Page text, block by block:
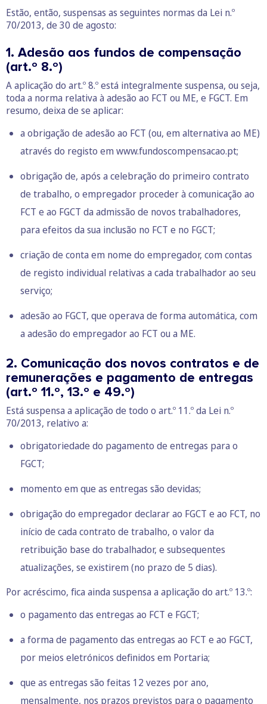
Estão, então, suspensas as seguintes normas da Lei n.º
70/2013, de 30 de agosto:
1. Adesão aos fundos de compensação
(art.º 8.º)
A aplicação do art.º 8.º está integralmente suspensa, ou seja,
toda a norma relativa à adesão ao FCT ou ME, e FGCT. Em
resumo, deixa de se aplicar:
a obrigação de adesão ao FCT (ou, em alternativa ao ME)
através do registo em www.fundoscompensacao.pt;
obrigação de, após a celebração do primeiro contrato
de trabalho, o empregador proceder à comunicação ao
FCT e ao FGCT da admissão de novos trabalhadores,
para efeitos da sua inclusão no FCT e no FGCT;
criação de conta em nome do empregador, com contas
de registo individual relativas a cada trabalhador ao seu
serviço;
adesão ao FGCT, que operava de forma automática, com
a adesão do empregador ao FCT ou a ME.
2. Comunicação dos novos contratos e de
remunerações e pagamento de entregas
(art.º 11.º, 13.º e 49.º)
Está suspensa a aplicação de todo o art.º 11.º da Lei n.º
70/2013, relativo a:
obrigatoriedade do pagamento de entregas para o
FGCT;
momento em que as entregas são devidas;
obrigação do empregador declarar ao FGCT e ao FCT, no
início de cada contrato de trabalho, o valor da
retribuição base do trabalhador, e subsequentes
atualizações, se existirem (no prazo de 5 dias).
Por acréscimo, fica ainda suspensa a aplicação do art.º 13.º:
o pagamento das entregas ao FCT e FGCT;
a forma de pagamento das entregas ao FCT e ao FGCT,
por meios eletrónicos definidos em Portaria;
que as entregas são feitas 12 vezes por ano,
mensalmente, nos prazos previstos para o pagamento